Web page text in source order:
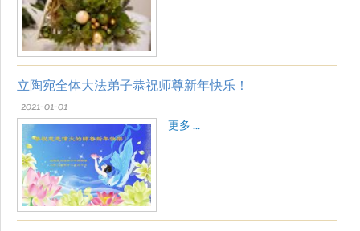
立陶宛全体大法弟子恭祝师尊新年快乐！
2021-01-01
更多 ...